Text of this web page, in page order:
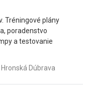
Tréningové plány
poradenstvo
a testovanie
Dúbrava